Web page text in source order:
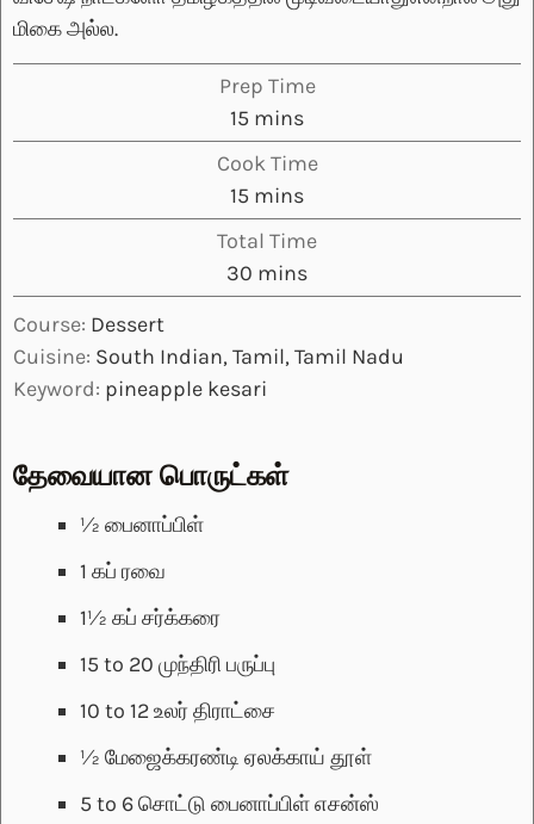
மிகை அல்ல.
Prep Time
15 minutes
mins
Cook Time
15 minutes
mins
Total Time
30 minutes
mins
Course: Dessert
Cuisine: South Indian, Tamil, Tamil Nadu
Keyword: pineapple kesari
தேவையான பொருட்கள்
½ பைனாப்பிள்
1 கப் ரவை
1½ கப் சர்க்கரை
15 to 20 முந்திரி பருப்பு
10 to 12உலர் திராட்சை
½ மேஜைக்கரண்டி ஏலக்காய் தூள்
5 to 6சொட்டு பைனாப்பிள் எசன்ஸ்